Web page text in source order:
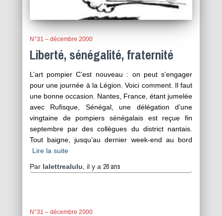
N°31 – décembre 2000
Liberté, sénégalité, fraternité
L’art pompier C’est nouveau : on peut s’engager
pour une journée à la Légion. Voici comment. Il faut
une bonne occasion. Nantes, France, étant jumelée
avec Rufisque, Sénégal, une délégation d’une
vingtaine de pompiers sénégalais est reçue fin
septembre par des collègues du district nantais.
Tout baigne, jusqu’au dernier week-end au bord
Lire la suite
Par lalettrealulu , il y a 26 ans
N°31 – décembre 2000